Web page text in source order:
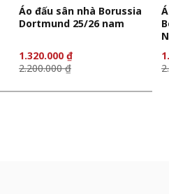
Áo đấu sân nhà Borussia
Dortmund 25/26 nam
1.320.000 ₫
2.200.000 ₫